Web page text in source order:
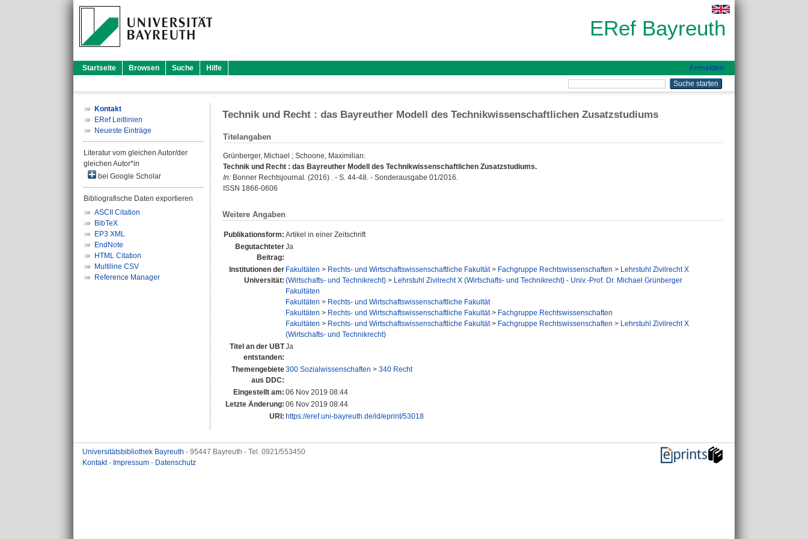
ERef Bayreuth
Startseite Browsen Suche Hilfe Anmelden
Kontakt
ERef Leitlinien
Neueste Einträge
Literatur vom gleichen Autor/der
gleichen Autor*in
bei Google Scholar
Bibliografische Daten exportieren
ASCII Citation
BibTeX
EP3 XML
EndNote
HTML Citation
Multiline CSV
Reference Manager
Technik und Recht : das Bayreuther Modell des Technikwissenschaftlichen Zusatzstudiums
Titelangaben
Grünberger, Michael ; Schoone, Maximilian:
Technik und Recht : das Bayreuther Modell des Technikwissenschaftlichen Zusatzstudiums.
In: Bonner Rechtsjournal. (2016) . - S. 44-48. - Sonderausgabe 01/2016.
ISSN 1866-0606
Weitere Angaben
Publikationsform: Artikel in einer Zeitschrift
Begutachteter
Beitrag:
Ja
Institutionen der
Universität:
Fakultäten > Rechts- und Wirtschaftswissenschaftliche Fakultät> Fachgruppe Rechtswissenschaften > Lehrstuhl Zivilrecht X
(Wirtschafts- und Technikrecht) > Lehrstuhl Zivilrecht X (Wirtschafts- und Technikrecht) - Univ.-Prof. Dr. Michael Grünberger
Fakultäten
Fakultäten > Rechts- und Wirtschaftswissenschaftliche Fakultät
Fakultäten > Rechts- und Wirtschaftswissenschaftliche Fakultät> Fachgruppe Rechtswissenschaften
Fakultäten > Rechts- und Wirtschaftswissenschaftliche Fakultät> Fachgruppe Rechtswissenschaften > Lehrstuhl Zivilrecht X
(Wirtschafts- und Technikrecht)
Titel an der UBT
entstanden:
Ja
Themengebiete
aus DDC:
300 Sozialwissenschaften > 340 Recht
Eingestellt am: 06 Nov 2019 08:44
Letzte Änderung: 06 Nov 2019 08:44
URI: https://eref.uni-bayreuth.de/id/eprint/53018
Universitätsbibliothek Bayreuth - 95447 Bayreuth - Tel. 0921/553450
Kontakt- Impressum - Datenschutz